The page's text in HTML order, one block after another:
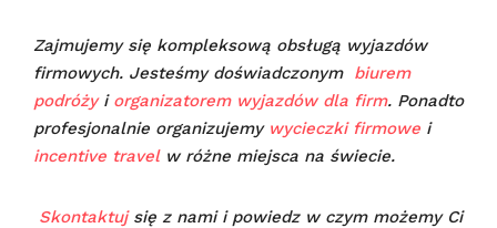
Zajmujemy się kompleksową obsługą wyjazdów
firmowych. Jesteśmy doświadczonym biurem
podróżyi organizatorem wyjazdów dla firm. Ponadto
profesjonalnie organizujemy wycieczki firmowe i
incentive travelw różne miejsca na świecie.
Skontaktujsię z nami i powiedz w czym możemy Ci